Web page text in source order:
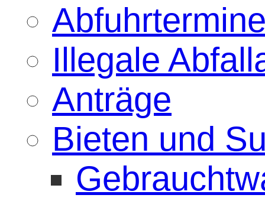
Illegale
Anträge
Bieten und